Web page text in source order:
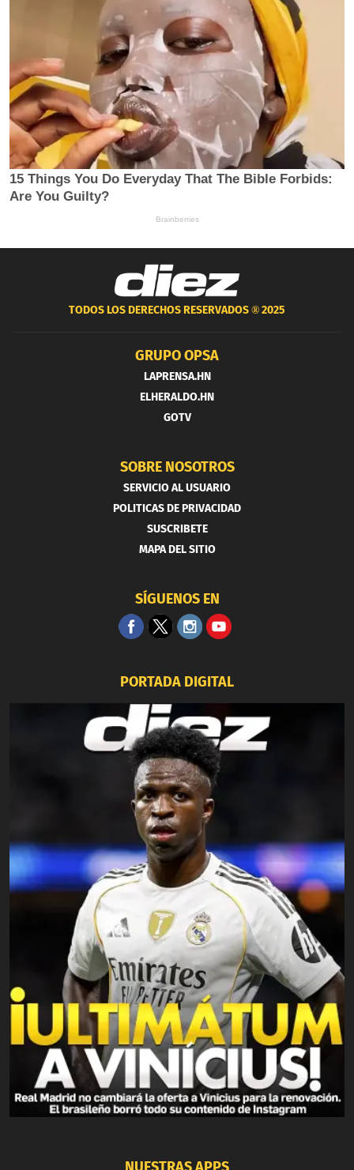
TODOS LOS DERECHOS RESERVADOS ®2025
GRUPO OPSA
LAPRENSA.HN
ELHERALDO.HN
GOTV
SOBRE NOSOTROS
SERVICIO AL USUARIO
POLITICAS DE PRIVACIDAD
SUSCRIBETE
MAPA DEL SITIO
SÍGUENOS EN
PORTADA DIGITAL